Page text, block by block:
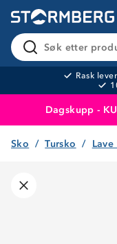
Søk etter
Rask
Dagskupp -
Sko Tursko